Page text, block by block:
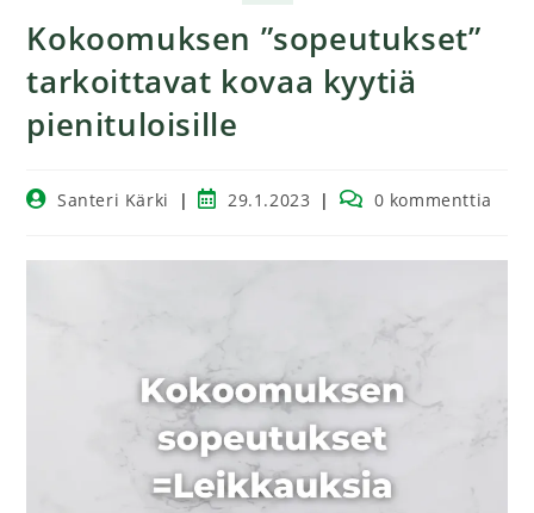
Kokoomuksen ”sopeutukset”
tarkoittavat kovaa kyytiä
pienituloisille
Santeri Kärki 29.1.2023 0 kommenttia